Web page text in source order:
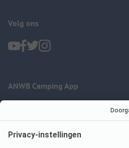
Volg ons
ANWB Camping App